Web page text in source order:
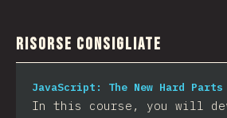
Risorse consigliate
JavaScript: The New Hard Parts
In this course, you will